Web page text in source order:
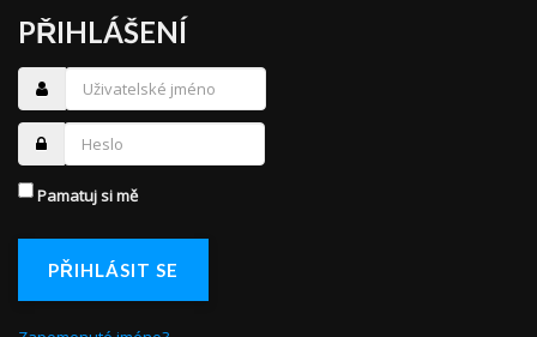
PŘIHLÁŠENÍ
Pamatuj si mě
PŘIHLÁSIT SE